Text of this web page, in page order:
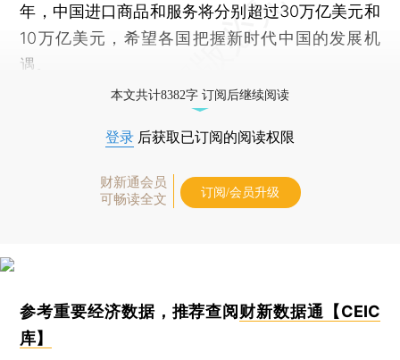
年，中国进口商品和服务将分别超过30万亿美元和
10万亿美元，希望各国把握新时代中国的发展机
遇。
本文共计8382字 订阅后继续阅读
登录 后获取已订阅的阅读权限
财新通会员
可畅读全文
订阅/会员升级
参考重要经济数据，推荐查阅 财新数据通【CEIC
库】